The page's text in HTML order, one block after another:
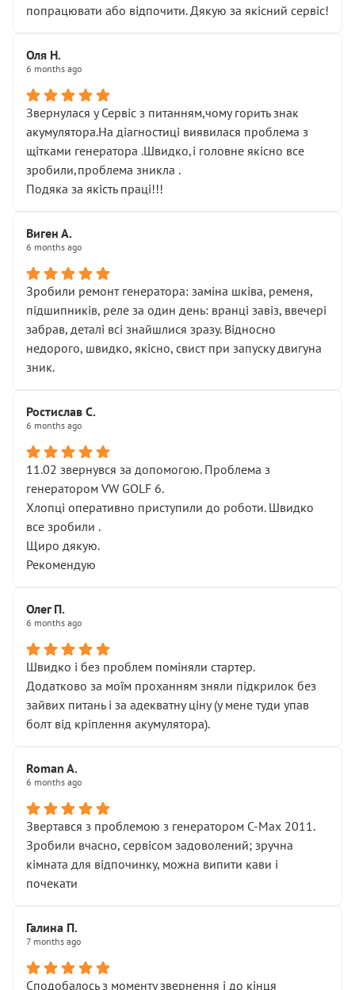
попрацювати або відпочити. Дякую за якісний сервіс!
Оля Н.
6 months ago
Звернулася у Сервіс з питанням,чому горить знак
акумулятора.На діагностиці виявилася проблема з
щітками генератора .Швидко,і головне якісно все
зробили,проблема зникла .
Подяка за якість праці!!!
Виген А.
6 months ago
Зробили ремонт генератора: заміна шківа, ременя,
підшипників, реле за один день: вранці завіз, ввечері
забрав, деталі всі знайшлися зразу. Відносно
недорого, швидко, якісно, свист при запуску двигуна
зник.
Ростислав С.
6 months ago
11.02 звернувся за допомогою. Проблема з
генератором VW GOLF 6.
Хлопці оперативно приступили до роботи. Швидко
все зробили .
Щиро дякую.
Рекомендую
Олег П.
6 months ago
Швидко і без проблем поміняли стартер.
Додатково за моїм проханням зняли підкрилок без
зайвих питань і за адекватну ціну (у мене туди упав
болт від кріплення акумулятора).
Roman A.
6 months ago
Звертався з проблемою з генератором C-Max 2011.
Зробили вчасно, сервісом задоволений; зручна
кімната для відпочинку, можна випити кави і
почекати
Галина П.
7 months ago
Сподобалось з моменту звернення і до кінця